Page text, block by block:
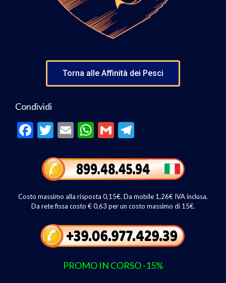
Torna alle Affinità dei Pesci
Condividi
F
o
o
k
T
itt
er
E
ai
l
W
at
s
A
p
p
G
ai
l
e
gr
a
m
Costo massimo alla risposta 0,15€. Da mobile 1,26€ IVA inclusa.
Da rete fissa costo € 0,63 per un costo massimo di 15€.
PROMO IN CORSO -15%